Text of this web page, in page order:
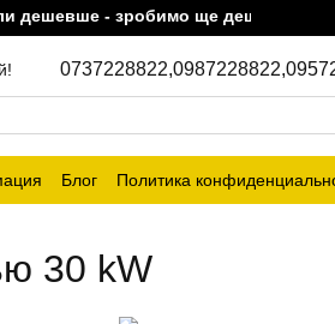
- зробимо ще дешевше!
0737228822,0987228822,
Блог Политика
30 kW